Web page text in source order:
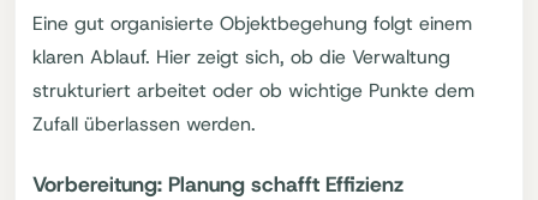
Eine gut organisierte Objektbegehung folgt einem
klaren Ablauf. Hier zeigt sich, ob die Verwaltung
strukturiert arbeitet oder ob wichtige Punkte dem
Zufall überlassen werden.
Vorbereitung: Planung schafft Effizienz